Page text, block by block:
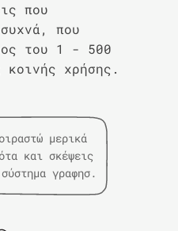
που
που
του 1 - 500
χρήσης.
μερικά
και σκέψεις
γραφησ.